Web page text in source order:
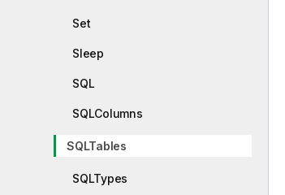
Set
Sleep
SQL
SQLColumns
SQLTables
SQLTypes